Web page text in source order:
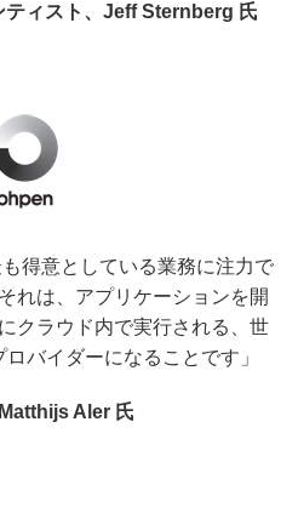
ティスト、Jeff Sternberg 氏
も得意としている業務に注力で
れは、アプリケーションを開
クラウド内で実行される、世
バイダーになることです」
Aler 氏